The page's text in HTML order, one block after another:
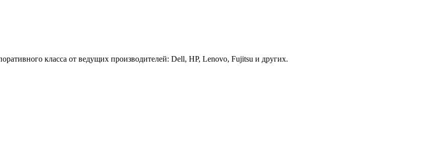
класса от ведущих производителей: Dell, HP, Lenovo, Fujitsu и других.